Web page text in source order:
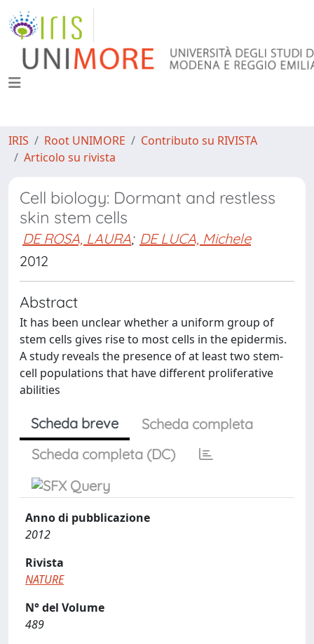
IRIS Root UNIMORE
Contributo su RIVISTA
Articolo su rivista
Cell biology: Dormant and restless
skin stem cells
DE ROSA, LAURA; DE LUCA, Michele
2012
Abstract
It has been unclear whether a uniform group of
stem cells gives rise to most cells in the epidermis.
A study reveals the presence of at least two stem-
cell populations that have different proliferative
abilities
Scheda breve
Scheda completa
Scheda completa (DC)
Anno di pubblicazione
2012
Rivista
NATURE
N° del Volume
489